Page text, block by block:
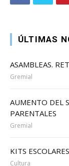
ÚLTIMAS
ASAMBLEAS.
Gremial
AUMENTO DEL
PARENTALES
Gremial
KITS
Cultura